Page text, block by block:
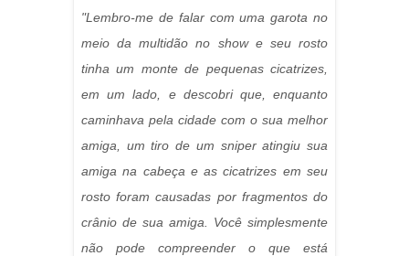
"Lembro-me de falar com uma garota no
meio da multidão no show e seu rosto
tinha um monte de pequenas cicatrizes,
em um lado, e descobri que, enquanto
caminhava pela cidade com o sua melhor
amiga, um tiro de um sniper atingiu sua
amiga na cabeça e as cicatrizes em seu
rosto foram causadas por fragmentos do
crânio de sua amiga. Você simplesmente
não pode compreender o que está